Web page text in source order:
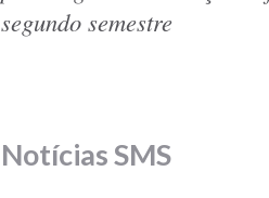
segundo semestre
Notícias SMS